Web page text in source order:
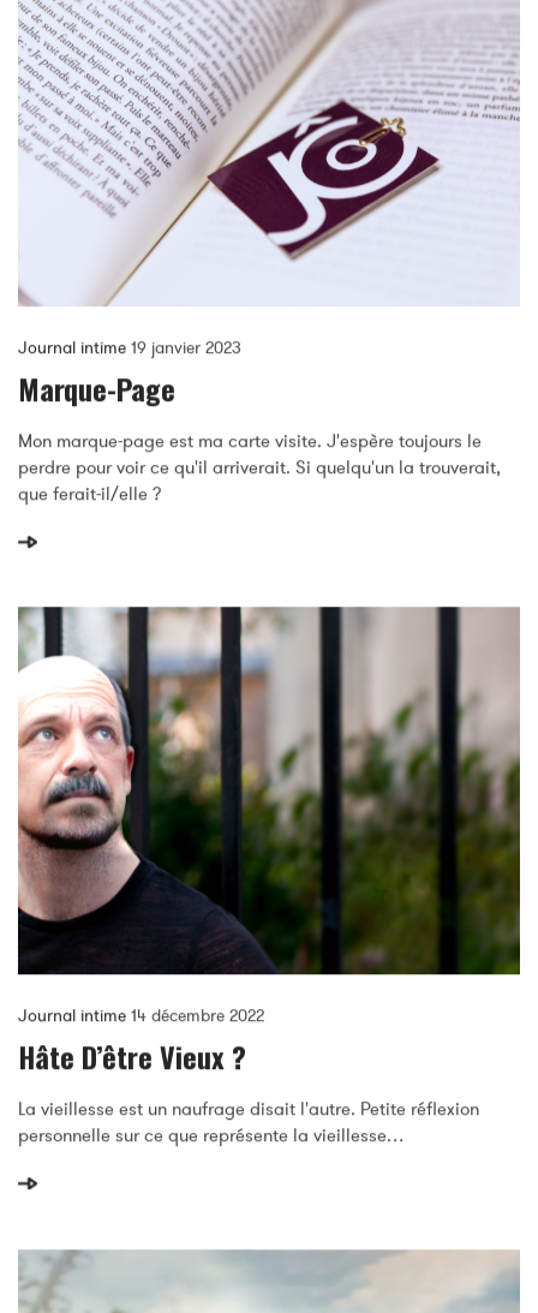
Journal intime 19 janvier 2023
Marque-Page
Mon marque-page est ma carte visite. J'espère toujours le
perdre pour voir ce qu'il arriverait. Si quelqu'un la trouverait,
que ferait-il/elle ?
Journal intime 14 décembre 2022
Hâte D’être Vieux ?
La vieillesse est un naufrage disait l'autre. Petite réflexion
personnelle sur ce que représente la vieillesse…